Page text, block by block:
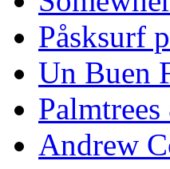
Påsksurf
Un Buen
Andrew